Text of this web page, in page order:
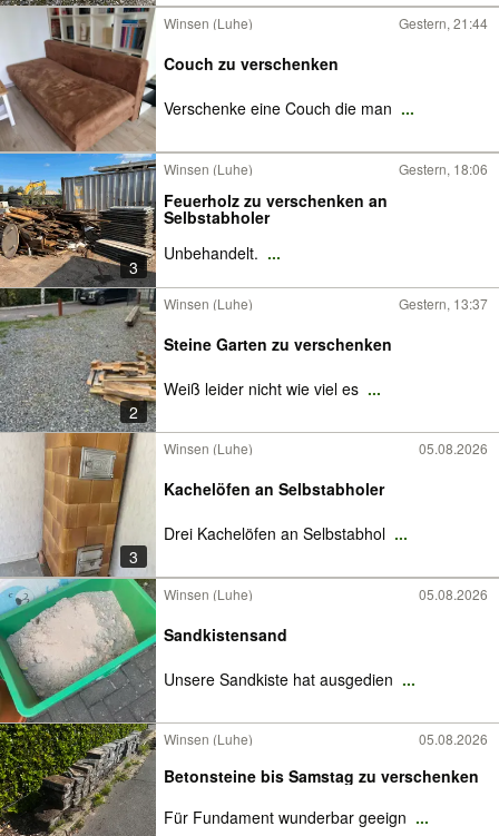
Winsen (Luhe) Gestern, 21:44
Couch zu verschenken
Verschenke eine Couch die man ...
3
Winsen (Luhe) Gestern, 18:06
Feuerholz zu verschenken an
Selbstabholer
Unbehandelt. ...
2
Winsen (Luhe) Gestern, 13:37
Steine Garten zu verschenken
Weiß leider nicht wie viel es ...
3
Winsen (Luhe) 05.08.2026
Kachelöfen an Selbstabholer
Drei Kachelöfen an Selbstabhol ...
Winsen (Luhe) 05.08.2026
Sandkistensand
Unsere Sandkiste hat ausgedien ...
Winsen (Luhe) 05.08.2026
Betonsteine bis Samstag zu verschenken
Für Fundament wunderbar geeign ...